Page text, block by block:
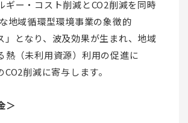
ギー・コスト削減とCO2削減を同時
地域循環型環境事業の象徴的
」となり、波及効果が生まれ、地域
熱（未利用資源）利用の促進に
CO2削減に寄与します。
＞